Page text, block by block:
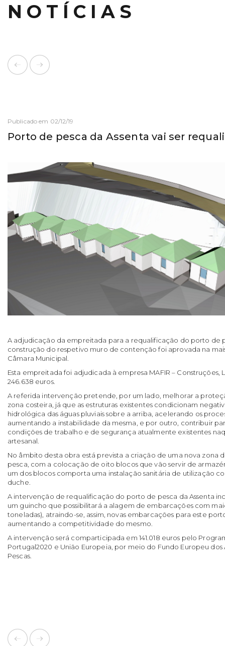
NOTÍCIAS
Publicado em 02/12/19
Porto de pesca da Assenta vai ser
A adjudicação da empreitada para a requalificação do porto de
construção do respetivo muro de contenção foi aprovada na
Câmara Municipal.
Esta empreitada foi adjudicada à empresa MAFIR – Construções,
246.638 euros.
A referida intervenção pretende, por um lado, melhorar a
zona costeira, já que as estruturas existentes condicionam
hidrológica das águas pluviais sobre a arriba, acelerando os
aumentando a instabilidade da mesma, e por outro, contribuir
condições de trabalho e de segurança atualmente existentes
artesanal.
No âmbito desta obra está prevista a criação de uma nova zona
pesca, com a colocação de oito blocos que vão servir de
um dos blocos comporta uma instalação sanitária de utilização
duche.
A intervenção de requalificação do porto de pesca da Assenta
um guincho que possibilitará a alagem de embarcações com
toneladas), atraindo-se, assim, novas embarcações para este
aumentando a competitividade do mesmo.
A intervenção será comparticipada em 141.018 euros pelo
Portugal2020 e União Europeia, por meio do Fundo Europeu dos
Pescas.